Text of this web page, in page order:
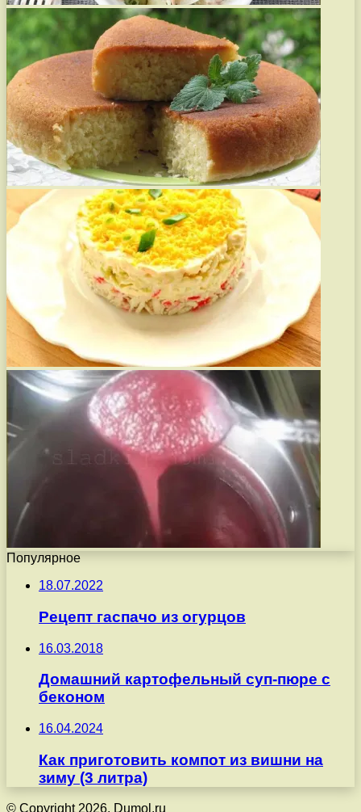
Популярное
18.07.2022
Рецепт гаспачо из огурцов
16.03.2018
Домашний картофельный суп-пюре с
беконом
16.04.2024
Как приготовить компот из вишни на
зиму (3 литра)
© Copyright 2026, Dumol.ru